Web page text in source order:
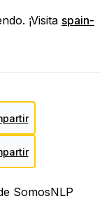
¡Visita spain-
SomosNLP